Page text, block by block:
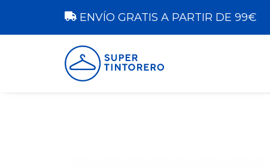
ENVÍO GRATIS A PARTIR DE 99€